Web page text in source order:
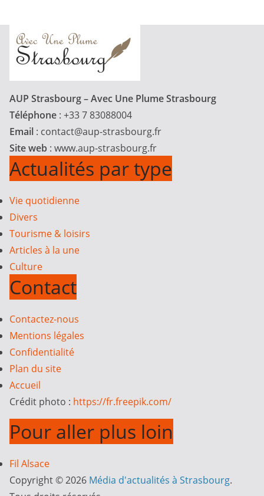
AUP Strasbourg – Avec Une Plume Strasbourg
Téléphone : +33 7 83088004
Email : contact@aup-strasbourg.fr
Site web : www.aup-strasbourg.fr
Actualités par type
Vie quotidienne
Divers
Tourisme & loisirs
Articles à la une
Culture
Contact
Contactez-nous
Mentions légales
Confidentialité
Plan du site
Accueil
Crédit photo : https://fr.freepik.com/
Pour aller plus loin
Fil Alsace
Copyright © 2026 Média d'actualités à Strasbourg.